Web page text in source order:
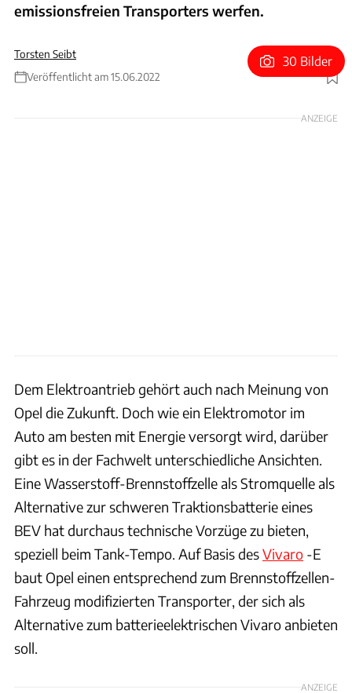
emissionsfreien Transporters werfen.
Torsten Seibt
Veröffentlicht am 15.06.2022
Foto: Opel
30 Bilder
ANZEIGE
Dem Elektroantrieb gehört auch nach Meinung von
Opel die Zukunft. Doch wie ein Elektromotor im
Auto am besten mit Energie versorgt wird, darüber
gibt es in der Fachwelt unterschiedliche Ansichten.
Eine Wasserstoff-Brennstoffzelle als Stromquelle als
Alternative zur schweren Traktionsbatterie eines
BEV hat durchaus technische Vorzüge zu bieten,
speziell beim Tank-Tempo. Auf Basis desVivaro -E
baut Opel einen entsprechend zum Brennstoffzellen-
Fahrzeug modifizierten Transporter, der sich als
Alternative zum batterieelektrischen Vivaro anbieten
soll.
ANZEIGE